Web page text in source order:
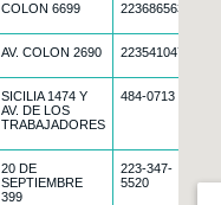
COLON 6699 2236865638
AV. COLON 2690 2235410471
SICILIA 1474 Y
AV. DE LOS
TRABAJADORES
484-0713
20 DE
SEPTIEMBRE
399
223-347-
5520